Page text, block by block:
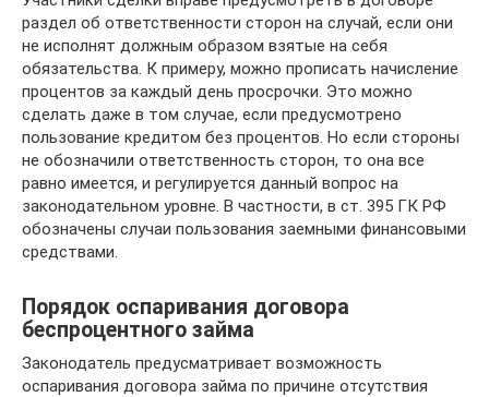
раздел об ответственности сторон на случай, если они
не исполнят должным образом взятые на себя
обязательства. К примеру, можно прописать начисление
процентов за каждый день просрочки. Это можно
сделать даже в том случае, если предусмотрено
пользование кредитом без процентов. Но если стороны
не обозначили ответственность сторон, то она все
равно имеется, и регулируется данный вопрос на
законодательном уровне. В частности, в ст. 395 ГК РФ
обозначены случаи пользования заемными финансовыми
средствами.
Порядок оспаривания договора
беспроцентного займа
Законодатель предусматривает возможность
оспаривания договора займа по причине отсутствия